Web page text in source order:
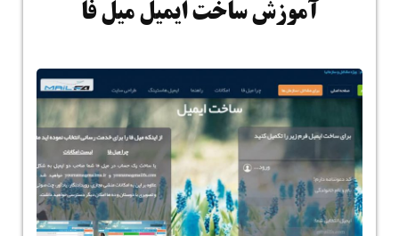
آموزش ساخت ایمیل میل فا